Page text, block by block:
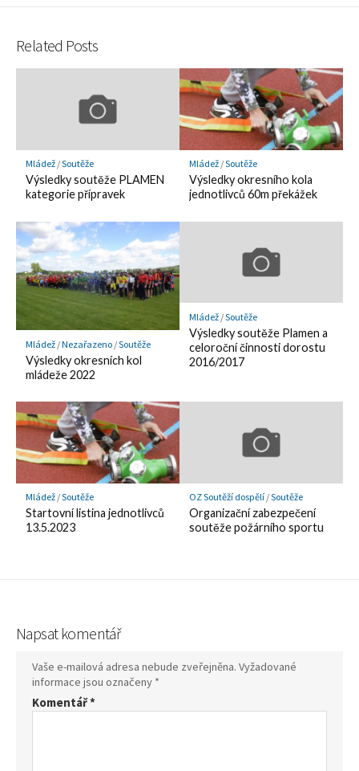
Related Posts
Mládež/Soutěže
Výsledky soutěže PLAMEN
kategorie přípravek
Mládež/Soutěže
Výsledky okresního kola
jednotlivců 60m překážek
Mládež/Nezařazeno/Soutěže
Výsledky okresních kol
mládeže 2022
Mládež/Soutěže
Výsledky soutěže Plamen a
celoroční činnosti dorostu
2016/2017
Mládež/Soutěže
Startovní listina jednotlivců
13.5.2023
OZ Soutěží dospělí/Soutěže
Organizační zabezpečení
soutěže požárního sportu
Napsat komentář
Vaše e-mailová adresa nebude zveřejněna. Vyžadované
informace jsou označeny *
Komentář*